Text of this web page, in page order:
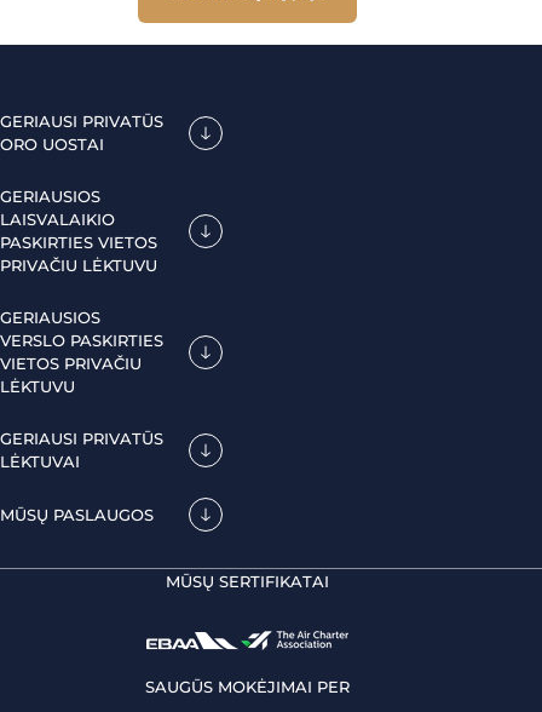
GERIAUSI PRIVATŪS
ORO UOSTAI
GERIAUSIOS
LAISVALAIKIO
PASKIRTIES VIETOS
PRIVAČIU LĖKTUVU
GERIAUSIOS
VERSLO PASKIRTIES
VIETOS PRIVAČIU
LĖKTUVU
GERIAUSI PRIVATŪS
LĖKTUVAI
MŪSŲ PASLAUGOS
MŪSŲ SERTIFIKATAI
SAUGŪS MOKĖJIMAI PER